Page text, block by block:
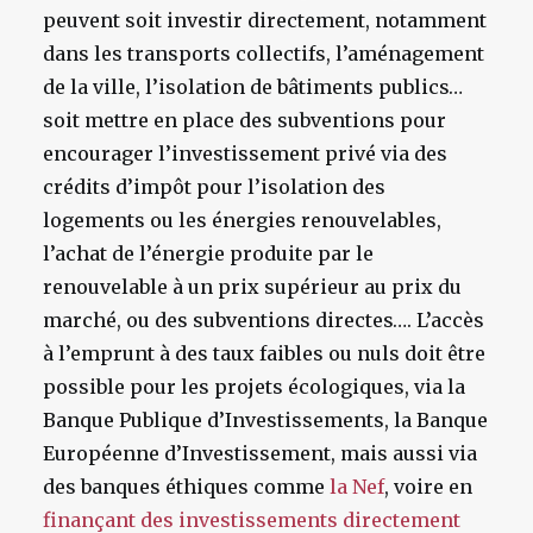
peuvent soit investir directement, notamment
dans les transports collectifs, l’aménagement
de la ville, l’isolation de bâtiments publics…
soit mettre en place des subventions pour
encourager l’investissement privé via des
crédits d’impôt pour l’isolation des
logements ou les énergies renouvelables,
l’achat de l’énergie produite par le
renouvelable à un prix supérieur au prix du
marché, ou des subventions directes…. L’accès
à l’emprunt à des taux faibles ou nuls doit être
possible pour les projets écologiques, via la
Banque Publique d’Investissements, la Banque
Européenne d’Investissement, mais aussi via
des banques éthiques comme la Nef, voire en
finançant des investissements directement